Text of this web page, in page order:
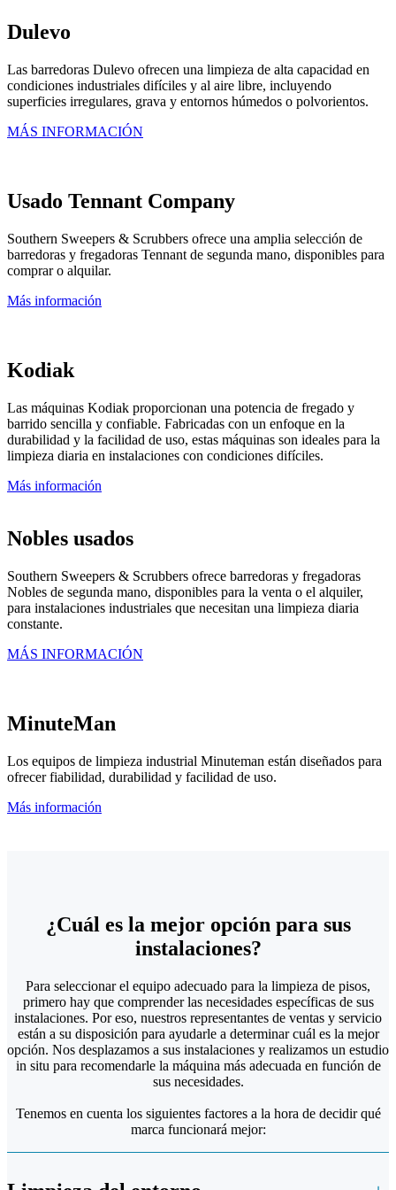
Dulevo
Las barredoras Dulevo ofrecen una limpieza de alta capacidad en
condiciones industriales difíciles y al aire libre, incluyendo
superficies irregulares, grava y entornos húmedos o polvorientos.
MÁS INFORMACIÓN
Usado Tennant Company
Southern Sweepers & Scrubbers ofrece una amplia selección de
barredoras y fregadoras Tennant de segunda mano, disponibles para
comprar o alquilar.
Más información
Kodiak
Las máquinas Kodiak proporcionan una potencia de fregado y
barrido sencilla y confiable. Fabricadas con un enfoque en la
durabilidad y la facilidad de uso, estas máquinas son ideales para la
limpieza diaria en instalaciones con condiciones difíciles.
Más información
Nobles usados
Southern Sweepers & Scrubbers ofrece barredoras y fregadoras
Nobles de segunda mano, disponibles para la venta o el alquiler,
para instalaciones industriales que necesitan una limpieza diaria
constante.
MÁS INFORMACIÓN
MinuteMan
Los equipos de limpieza industrial Minuteman están diseñados para
ofrecer fiabilidad, durabilidad y facilidad de uso.
Más información
¿Cuál es la mejor opción para sus
instalaciones?
Para seleccionar el equipo adecuado para la limpieza de pisos,
primero hay que comprender las necesidades específicas de sus
instalaciones. Por eso, nuestros representantes de ventas y servicio
están a su disposición para ayudarle a determinar cuál es la mejor
opción. Nos desplazamos a sus instalaciones y realizamos un estudio
in situ para recomendarle la máquina más adecuada en función de
sus necesidades.
Tenemos en cuenta los siguientes factores a la hora de decidir qué
marca funcionará mejor: